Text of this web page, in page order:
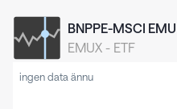
BNPPE-MSCI
EMUX - ETF
ingen data ännu